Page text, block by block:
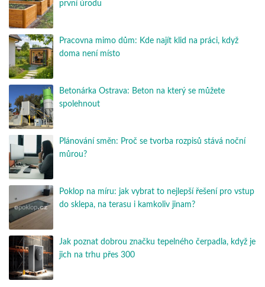
první úrodu
Pracovna mimo dům: Kde najít klid na práci, když
doma není místo
Betonárka Ostrava: Beton na který se můžete
spolehnout
Plánování směn: Proč se tvorba rozpisů stává noční
můrou?
Poklop na míru: jak vybrat to nejlepší řešení pro vstup
do sklepa, na terasu i kamkoliv jinam?
Jak poznat dobrou značku tepelného čerpadla, když je
jich na trhu přes 300